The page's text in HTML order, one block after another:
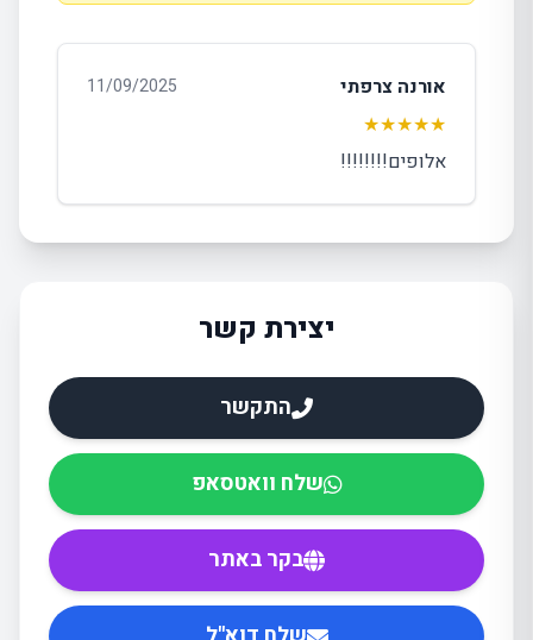
אורנה צרפתי 11/09/2025
★★★★★
אלופים!!!!!!!!
יצירת קשר
התקשר
שלח וואטסאפ
בקר באתר